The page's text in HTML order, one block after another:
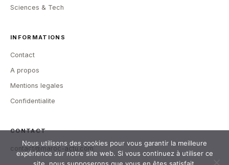
Sciences & Tech
INFORMATIONS
Contact
A propos
Mentions legales
Confidentialite
CONTACT
contact@maroc-actu.com
Nous utilisons des cookies pour vous garantir la meilleure
expérience sur notre site web. Si vous continuez à utiliser ce